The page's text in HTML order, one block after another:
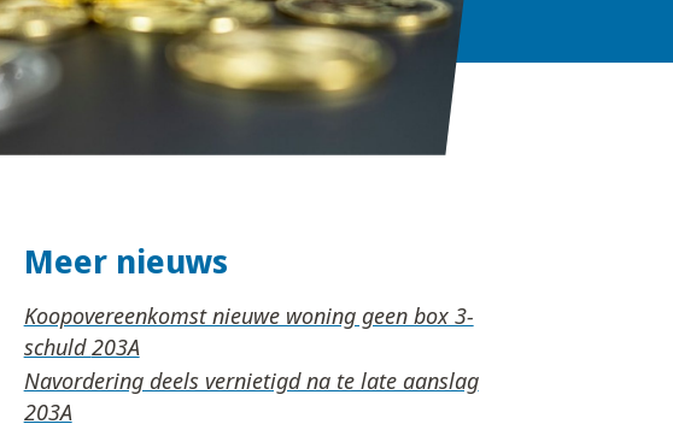
Meer nieuws
Koopovereenkomst nieuwe woning geen box 3-
schuld
Navordering deels vernietigd na te late aanslag